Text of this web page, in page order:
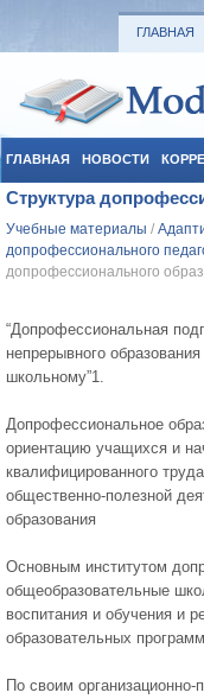
ГЛАВНАЯ
ГЛАВНАЯ НОВОСТИ
СОЦИАЛЬНАЯ ПЕДАГОГИКА
Структура
Учебные материалы /
допрофессионального
допрофессионального
“Допрофессиональная
непрерывного
школьному”1.
Допрофессиональное
ориентацию учащихся и
квалифицированного
общественно-полезной
образования
Основным институтом
общеобразовательные
воспитания и обучения и
образовательных
По своим